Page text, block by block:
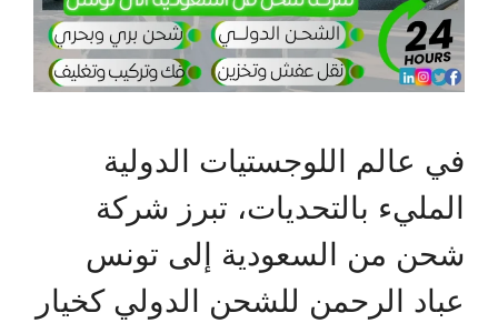
في عالم اللوجستيات الدولية
المليء بالتحديات، تبرز شركة
شحن من السعودية إلى تونس
عباد الرحمن للشحن الدولي كخيار